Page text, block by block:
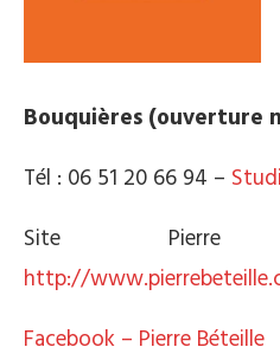
Bouquières (ouverture
Tél : 06 51 20 66 94 –
Site
http://
Facebook – Pierre Béteille